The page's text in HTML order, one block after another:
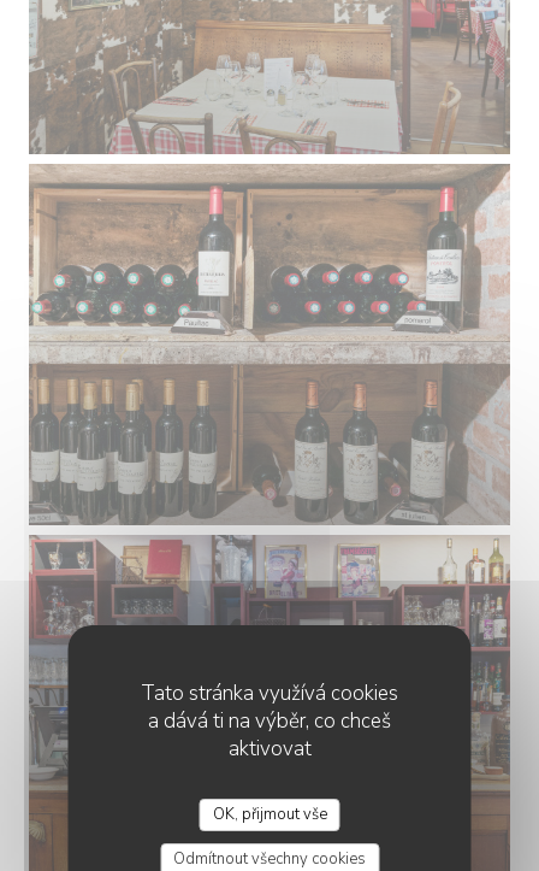
Tato stránka využívá cookies
a dává ti na výběr, co chceš
aktivovat
OK, přijmout vše
Odmítnout všechny cookies